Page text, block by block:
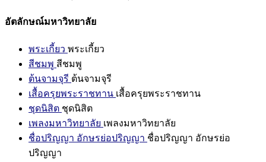
อัตลักษณ์มหาวิทยาลัย
พระเกี้ยว พระเกี้ยว
สีชมพู สีชมพู
ต้นจามจุรี ต้นจามจุรี
เสื้อครุยพระราชทาน เสื้อครุยพระราชทาน
ชุดนิสิต ชุดนิสิต
เพลงมหาวิทยาลัย เพลงมหาวิทยาลัย
ชื่อปริญญา อักษรย่อปริญญา ชื่อปริญญา อักษรย่อ
ปริญญา